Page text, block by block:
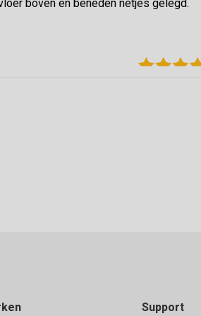
boven en beneden netjes gelegd.
Support